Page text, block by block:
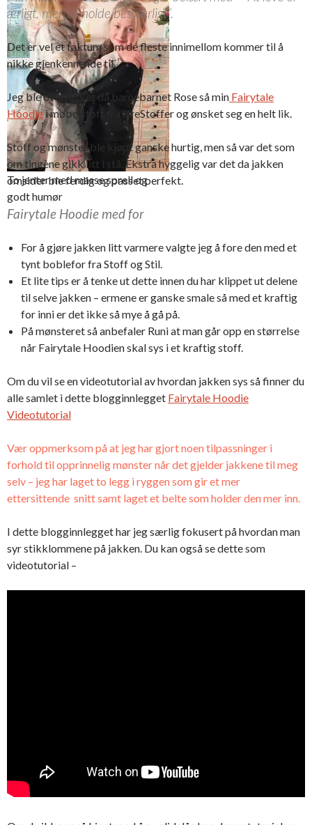
egen Fairytale Hoodie
To jenter med masse sprell og
godt humør
ærligt, men at holde besværligt”.
Det er vel et faktum som de fleste innimellom kommer til å
nikke gjenkennende til.
Jeg ble overrasket da barnebarnet Rose så min Fairytale
Hoodiei møbelstoff fra KreStoffer og ønsket seg en helt lik.
Stoff og mønster ble kjøpt ganske hurtig, men så var det som
om tingene gikk litt i stå. Ekstra hyggelig var det da jakken
omsider ble ferdig og passet perfekt.
Fairytale Hoodie med for
For å gjøre jakken litt varmere valgte jeg å fore den med et
tynt boblefor fra Stoff og Stil.
Et lite tips er å tenke ut dette innen du har klippet ut delene
til selve jakken – ermene er ganske smale så med et kraftig
for inni er det ikke så mye å gå på.
På mønsteret så anbefaler Runi at man går opp en størrelse
når Fairytale Hoodien skal sys i et kraftig stoff.
Om du vil se en videotutorial av hvordan jakken sys så finner du
alle samlet i dette blogginnlegget Fairytale Hoodie
Videotutorial
Vær oppmerksom på at jeg har gjort noen tilpassninger i
forhold til opprinnelig mønster når det gjelder jakkene til meg
selv – jeg har laget to legg i ryggen som gir et mer
ettersittende snitt samt laget et belte som holder den mer inn.
I dette blogginnlegget har jeg særlig fokusert på hvordan man
syr stikklommene på jakken. Du kan også se dette som
videotutorial –